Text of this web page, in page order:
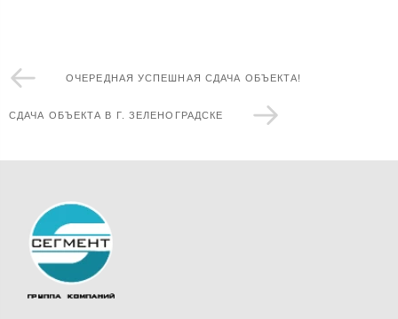
ОЧЕРЕДНАЯ УСПЕШНАЯ СДАЧА ОБЪЕКТА!
СДАЧА ОБЪЕКТА В Г. ЗЕЛЕНОГРАДСКЕ